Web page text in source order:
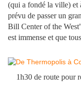
(qui a fondé la ville) et
prévu de passer un
Bill Center of the
est immense et que
1h30 de route pour